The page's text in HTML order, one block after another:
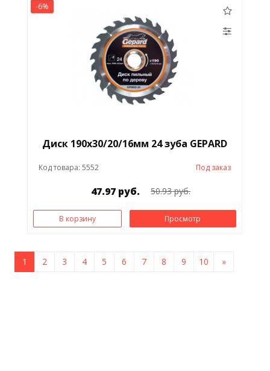
-6%
Диск 190х30/20/16мм 24 зуба GEPARD
Код товара: 5552 Под заказ
47.97 руб. 50.93 руб.
В корзину Просмотр
1 2 3 4 5 6 7 8 9 10 »